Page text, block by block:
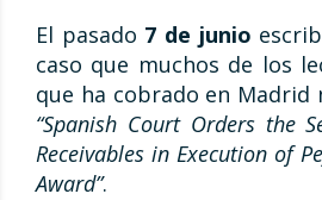
El pasado 7 de junio
caso que muchos de los
que ha cobrado en Madrid
“Spanish Court Orders the
Receivables in Execution of
Award”.